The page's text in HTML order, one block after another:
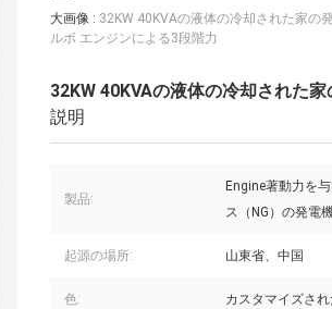
大画像 : 32KW 40KVAの液体の冷却された家の
ルボ エンジンによる3段階力
32KW 40KVAの液体の冷却された
説明
製品:
Engine著動力を
ス（NG）の発電
起源の場所: 山東省、中国
色: カスタマイズされ